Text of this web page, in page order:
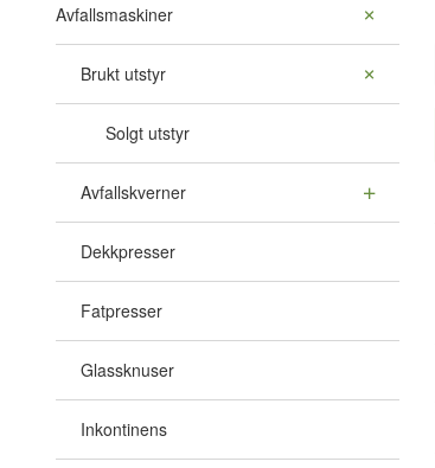
Avfallsmaskiner
Brukt utstyr
Solgt utstyr
Avfallskverner
Dekkpresser
Fatpresser
Glassknuser
Inkontinens